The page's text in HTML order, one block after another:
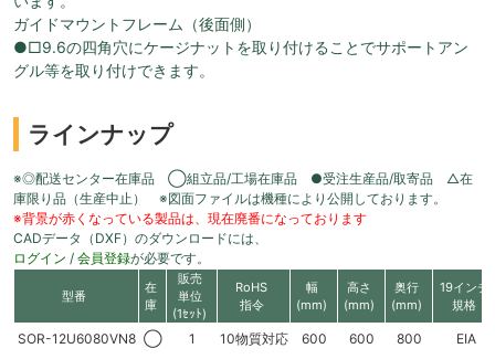
ガイドマウントフレーム（後面側）
●□9.6の四角穴にケージナットを取り付けることでサポートアン
グル等を取り付けできます。
ラインナップ
※◎配送センター在庫品 ◯組立品/工場在庫品 ●受注生産品/取寄品 △在
庫限り品（生産中止） ※図面ファイルは機種により公開しております。
※背景が赤くなっている製品は、現在廃番になっております
CADデータ（DXF）のダウンロードには、
ログイン / 会員登録が必要です。
型番
在
庫
販売
単位
(1ｾｯﾄ)
RoHS
指令
幅
(mm)
高さ
(mm)
奥行
(mm)
19インチ
規格
SOR-12U6080VN8 ◯ 1 10物質対応 600 600 800 EIA